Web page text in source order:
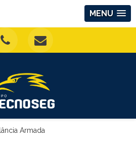
MENU
Armada